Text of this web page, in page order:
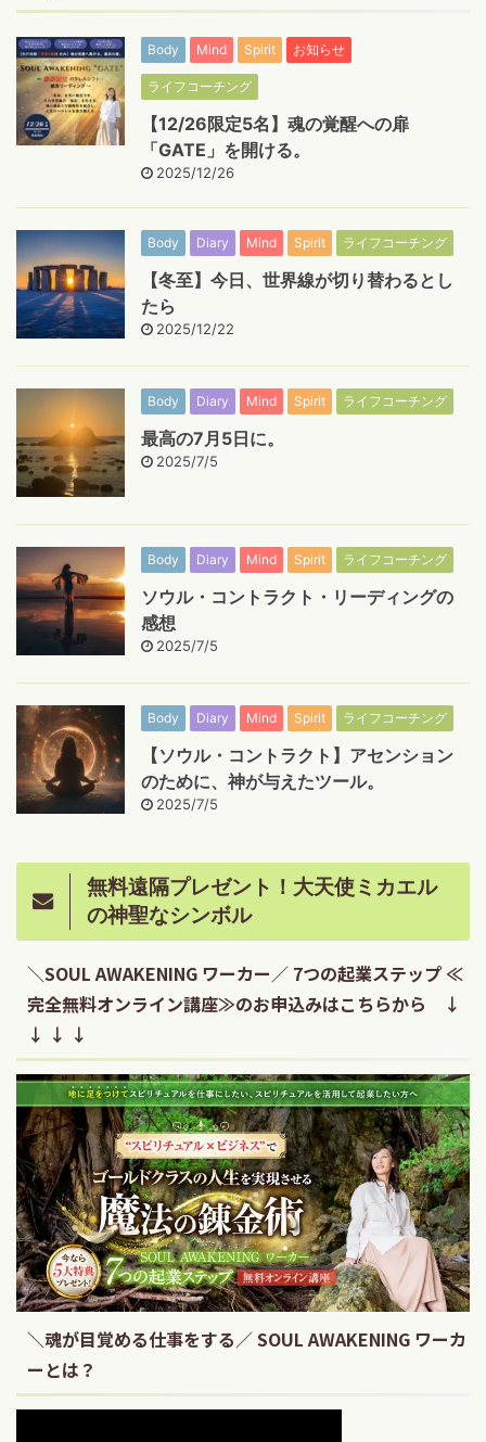
Body Mind Spirit お知らせ
ライフコーチング
【12/26限定5名】魂の覚醒への扉
「GATE」を開ける。
2025/12/26
Body Diary Mind Spirit ライフコーチング
【冬至】今日、世界線が切り替わるとし
たら
2025/12/22
Body Diary Mind Spirit ライフコーチング
最高の7月5日に。
2025/7/5
Body Diary Mind Spirit ライフコーチング
ソウル・コントラクト・リーディングの
感想
2025/7/5
Body Diary Mind Spirit ライフコーチング
【ソウル・コントラクト】アセンション
のために、神が与えたツール。
2025/7/5
無料遠隔プレゼント！大天使ミカエル
の神聖なシンボル
＼SOUL AWAKENING ワーカー／ 7つの起業ステップ ≪
完全無料オンライン講座≫のお申込みはこちらから ↓
↓ ↓ ↓
＼魂が目覚める仕事をする／ SOUL AWAKENING ワーカ
ーとは？